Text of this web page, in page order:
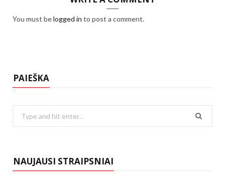
You must belogged in to post a comment.
PAIEŠKA
NAUJAUSI STRAIPSNIAI